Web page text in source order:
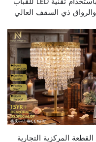
والرواق ذي السقف العالي
القطعة المركزية التجارية